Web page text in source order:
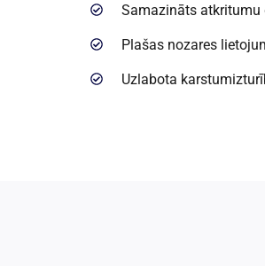
Samazināts atkritumu
Plašas nozares
Uzlabota